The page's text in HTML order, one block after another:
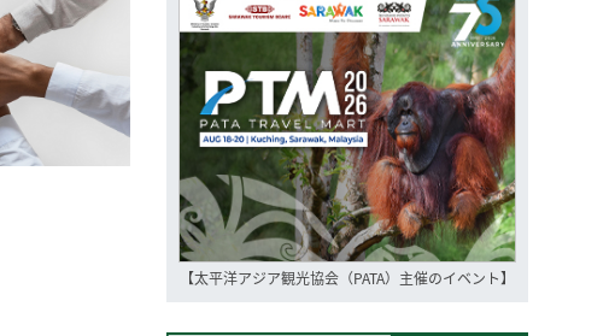
【太平洋アジア観光協会（PATA）主催のイベント】